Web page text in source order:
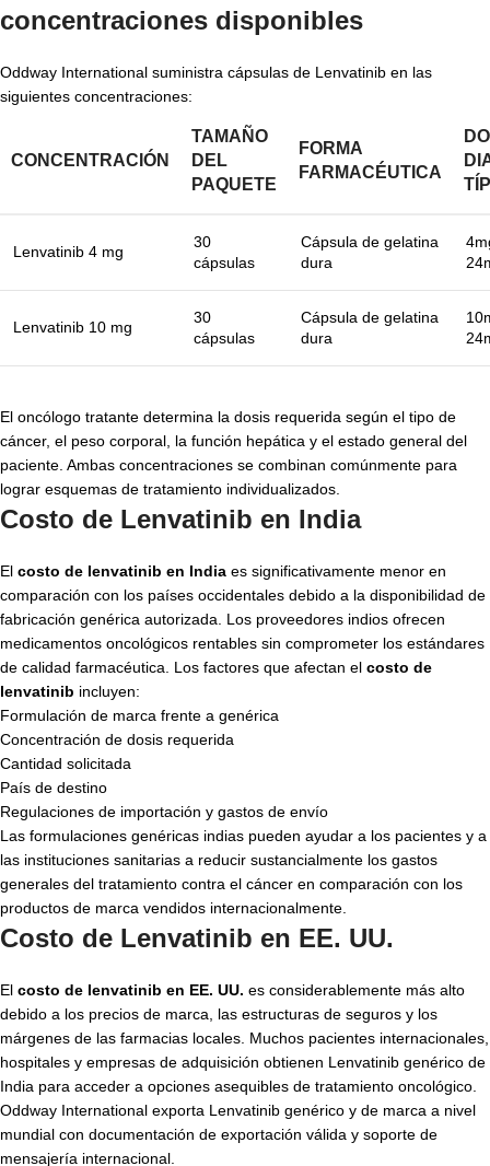
concentraciones disponibles
Oddway International suministra cápsulas de Lenvatinib en las
siguientes concentraciones:
CONCENTRACIÓN
TAMAÑO
DEL
PAQUETE
FORMA
FARMACÉUTICA
Lenvatinib 4 mg
30
cápsulas
Cápsula de gelatina
dura
Lenvatinib 10 mg
30
cápsulas
Cápsula de gelatina
dura
El oncólogo tratante determina la dosis requerida según el tipo de
cáncer, el peso corporal, la función hepática y el estado general del
paciente. Ambas concentraciones se combinan comúnmente para
lograr esquemas de tratamiento individualizados.
Costo de Lenvatinib en India
El costo de lenvatinib en India es significativamente menor en
comparación con los países occidentales debido a la disponibilidad de
fabricación genérica autorizada. Los proveedores indios ofrecen
medicamentos oncológicos rentables sin comprometer los estándares
de calidad farmacéutica. Los factores que afectan el costo de
lenvatinib incluyen:
Formulación de marca frente a genérica
Concentración de dosis requerida
Cantidad solicitada
País de destino
Regulaciones de importación y gastos de envío
Las formulaciones genéricas indias pueden ayudar a los pacientes y a
las instituciones sanitarias a reducir sustancialmente los gastos
generales del tratamiento contra el cáncer en comparación con los
productos de marca vendidos internacionalmente.
Costo de Lenvatinib en EE. UU.
El costo de lenvatinib en EE. UU. es considerablemente más alto
debido a los precios de marca, las estructuras de seguros y los
márgenes de las farmacias locales. Muchos pacientes internacionales,
hospitales y empresas de adquisición obtienen Lenvatinib genérico de
India para acceder a opciones asequibles de tratamiento oncológico.
Oddway International exporta Lenvatinib genérico y de marca a nivel
mundial con documentación de exportación válida y soporte de
mensajería internacional.